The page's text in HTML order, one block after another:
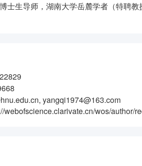
士生导师，湖南大学岳麓学者（特聘
yangqi1974@163.com
webofscience.clarivate.cn/wos/author/